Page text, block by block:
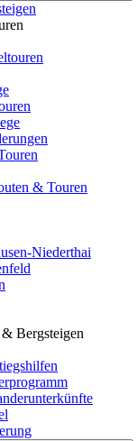
& Touren
Niederthai
Bergsteigen